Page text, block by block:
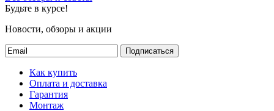
Будьте в курсе!
Новости, обзоры и акции
Подписаться
Как купить
Оплата и доставка
Гарантия
Монтаж